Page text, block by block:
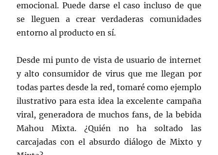
emocional. Puede darse el caso incluso de que
se lleguen a crear verdaderas comunidades
entorno al producto en sí.
Desde mi punto de vista de usuario de internet
y alto consumidor de virus que me llegan por
todas partes desde la red, tomaré como ejemplo
ilustrativo para esta idea la excelente campaña
viral, generadora de muchos fans, de la bebida
Mahou Mixta. ¿Quién no ha soltado las
carcajadas con el absurdo diálogo de Mixto y